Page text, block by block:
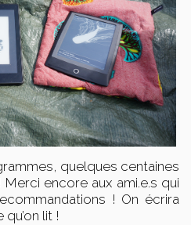
quelques centaines
encore aux ami.e.s qui
! On écrira
lit !